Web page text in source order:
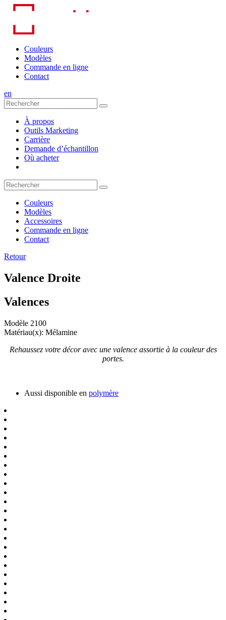
Skip
content
Couleurs
Modèles
Commande en ligne
Contact
en
À propos
Outils Marketing
Carrière
Demande d’échantillon
Où acheter
Couleurs
Modèles
Accessoires
Commande en ligne
Contact
Retour
Valence Droite
Valences
Modèle 2100
Matériau(x): Mélamine
Rehaussez votre décor avec une valence assortie à la couleur des
portes.
Aussi disponible en polymère